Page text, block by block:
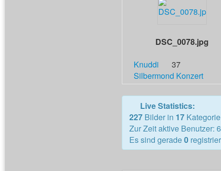
DSC_0078.jpg
Knuddi
37
Silbermond Konzert
Live Statistics:
227 Bilder in 17
Zur Zeit aktive Benutzer: 6
Es sind gerade0